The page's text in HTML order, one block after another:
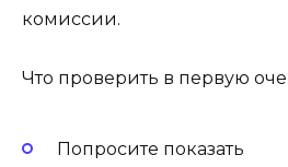
комиссии.
Что проверить в первую
Попросите показать